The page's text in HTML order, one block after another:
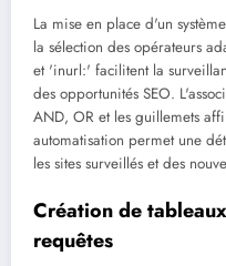
La mise en place d'un
la sélection des opérateurs
et 'inurl:' facilitent la
des opportunités SEO.
AND, OR et les guillemets
automatisation permet une
les sites surveillés et des
Création de
requêtes